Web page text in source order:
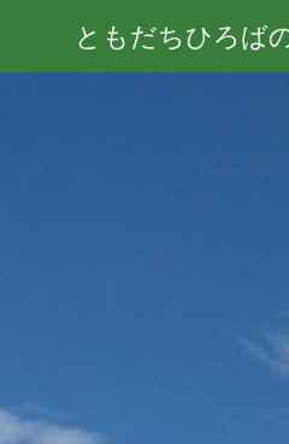
ともだちひろば